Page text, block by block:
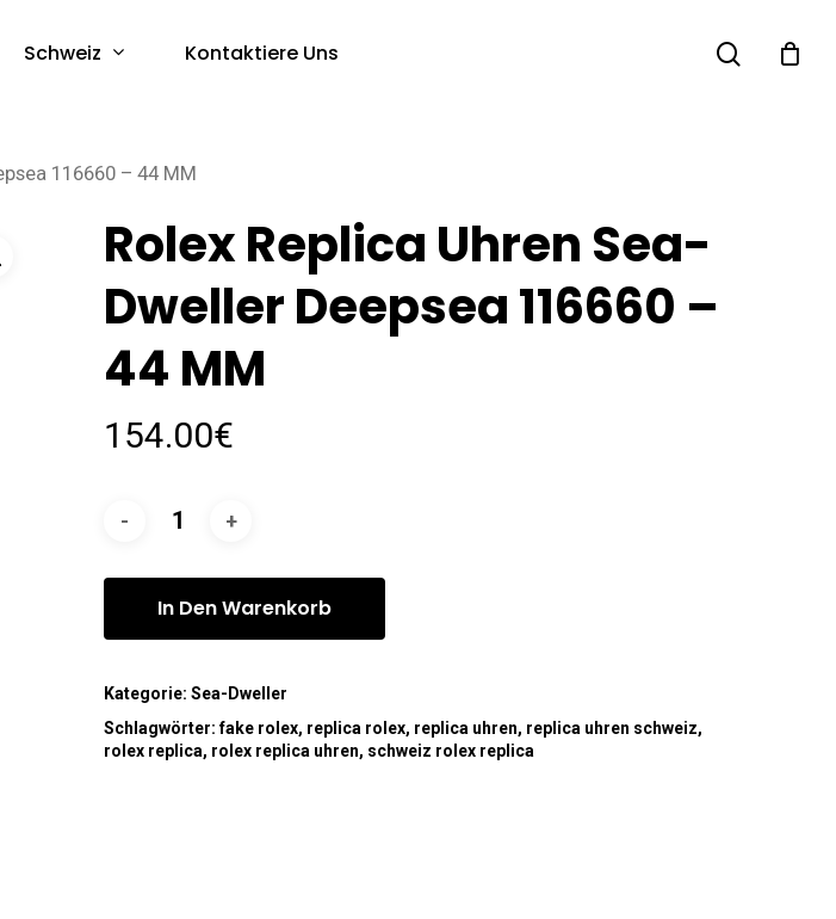
Schweiz Kontaktiere Uns search
116660 – 44 MM
Rolex Replica Uhren Sea-
Dweller Deepsea 116660 –
44 MM
154.00€
In Den Warenkorb
Kategorie:Sea-Dweller
Schlagwörter:fake rolex, replica rolex, replica uhren, replica uhren schweiz,
rolex replica, rolex replica uhren, schweiz rolex replica